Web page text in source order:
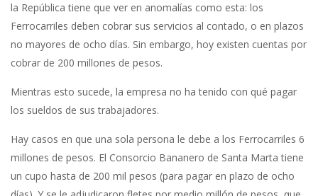
la República tiene que ver en anomalías como esta: los
Ferrocarriles deben cobrar sus servicios al contado, o en plazos
no mayores de ocho días. Sin embargo, hoy existen cuentas por
cobrar de 200 millones de pesos.
Mientras esto sucede, la empresa no ha tenido con qué pagar
los sueldos de sus trabajadores.
Hay casos en que una sola persona le debe a los Ferrocarriles 6
millones de pesos. El Consorcio Bananero de Santa Marta tiene
un cupo hasta de 200 mil pesos (para pagar en plazo de ocho